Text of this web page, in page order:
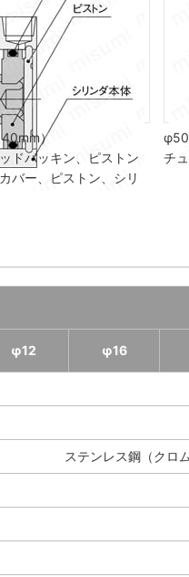
）
ドパッキン、ピストン
バー、ピストン、シリ
φ50
チ
φ12
φ16
ステンレス鋼（クロ